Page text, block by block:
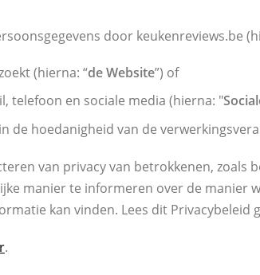
door keukenreviews.be
(hierna: “de Website”) of
telefoon en sociale media (hierna: "
de hoedanigheid van de
van privacy van betrokkenen, zoals
manier te informeren over de manier
kan vinden. Lees dit
.